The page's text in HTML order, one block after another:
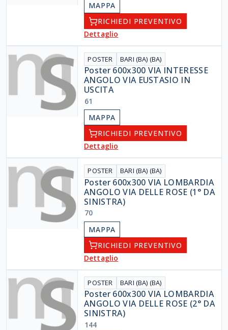
MAPPA
RICHIEDI PREVENTIVO
Dettaglio
POSTER BARI (BA) (BA)
Poster 600x300 VIA INTERESSE
ANGOLO VIA EUSTASIO IN
USCITA
61
MAPPA
RICHIEDI PREVENTIVO
Dettaglio
POSTER BARI (BA) (BA)
Poster 600x300 VIA LOMBARDIA
ANGOLO VIA DELLE ROSE (1° DA
SINISTRA)
70
MAPPA
RICHIEDI PREVENTIVO
Dettaglio
POSTER BARI (BA) (BA)
Poster 600x300 VIA LOMBARDIA
ANGOLO VIA DELLE ROSE (2° DA
SINISTRA)
144